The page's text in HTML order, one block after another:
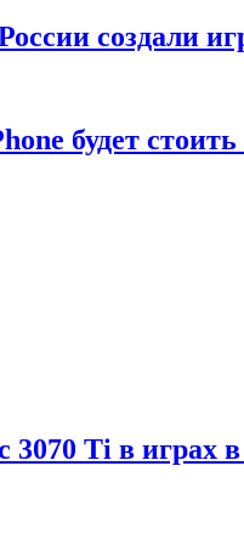
создали
будет
3070 Ti в играх